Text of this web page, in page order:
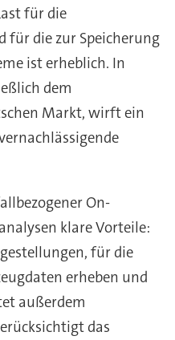
für die
die zur Speicherung
ist erheblich. In
dem
Markt, wirft ein
On-
klare Vorteile:
für die
erheben und
außerdem
das